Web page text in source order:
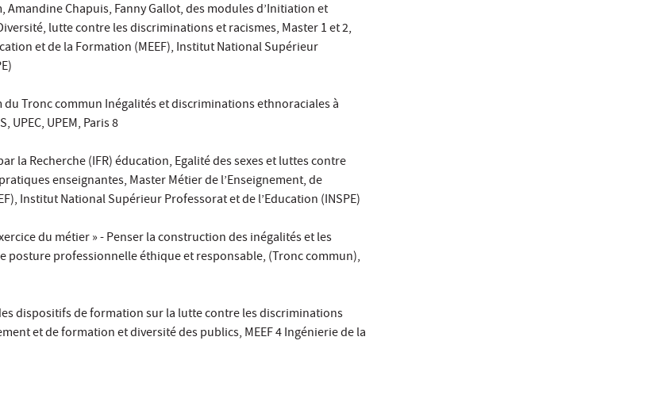
Amandine Chapuis, Fanny Gallot, des modules d’Initiation et
lutte contre les discriminations et racismes, Master 1 et 2,
et de la Formation (MEEF), Institut National Supérieur
du Tronc commun Inégalités et discriminations ethnoraciales à
UPEC, UPEM, Paris 8
la Recherche (IFR) éducation, Egalité des sexes et luttes contre
enseignantes, Master Métier de l’Enseignement, de
Institut National Supérieur Professorat et de l’Education (INSPE)
du métier » - Penser la construction des inégalités et les
posture professionnelle éthique et responsable, (Tronc commun),
dispositifs de formation sur la lutte contre les discriminations
et de formation et diversité des publics, MEEF 4 Ingénierie de la